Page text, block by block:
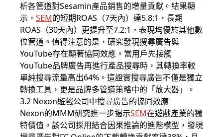
析各管道對Sesamin產品銷售的增量貢獻。結果顯
示， SEM的短期ROAS（7天內）達5.8:1，長期
ROAS（30天內）更提升至7.2:1，表現均優於其他數
位管道。值得注意的是，研究發現搜尋廣告與
YouTube存在顯著協同效應。當用戶先接觸
YouTube品牌廣告再進行產品搜尋時，其轉換率較
單純搜尋流量高出64%。這證實搜尋廣告不僅是獨立
轉換工具，更是品牌多管道策略中的「放大器」。
3.2 Nexon遊戲公司中搜尋廣告的協同效應
Nexon的MMM研究進一步揭示SEM在遊戲產業的獨
特價值。該公司採用結合因果推論的進階模型，發現